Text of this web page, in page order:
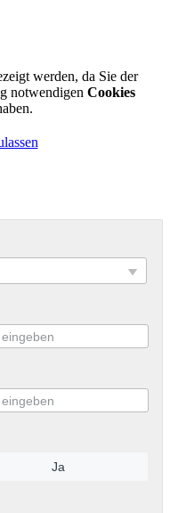
werden, da Sie der
notwendigen Cookies